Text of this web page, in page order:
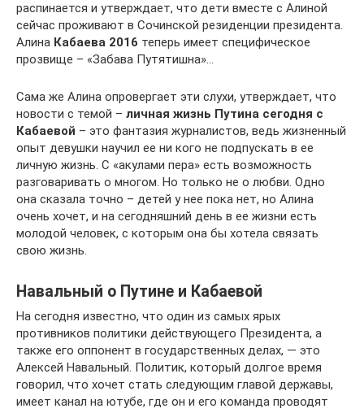
распинается и утверждает, что дети вместе с Алиной
сейчас проживают в Сочинской резиденции президента.
Алина Кабаева 2016 теперь имеет специфическое
прозвище – «Забава Путятишна»…
Сама же Алина опровергает эти слухи, утверждает, что
новости с темой – личная жизнь Путина сегодня с
Кабаевой – это фантазия журналистов, ведь жизненный
опыт девушки научил ее ни кого не подпускать в ее
личную жизнь. С «акулами пера» есть возможность
разговаривать о многом. Но только не о любви. Одно
она сказала точно – детей у нее пока нет, но Алина
очень хочет, и на сегодняшний день в ее жизни есть
молодой человек, с которым она бы хотела связать
свою жизнь.
Навальный о Путине и Кабаевой
На сегодня известно, что один из самых ярых
противников политики действующего Президента, а
также его оппонент в государственных делах, — это
Алексей Навальный. Политик, который долгое время
говорил, что хочет стать следующим главой державы,
имеет канал на ютубе, где он и его команда проводят